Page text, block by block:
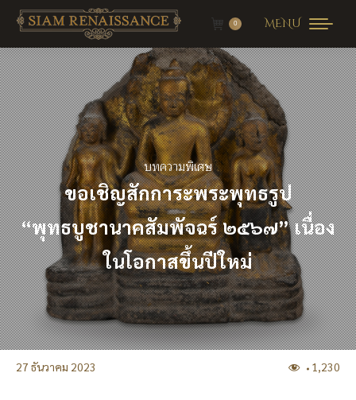
MENU
0
บทความพิเศษ
ขอเชิญสักการะพระพุทธรูป
“พุทธบูชานาคสัมพัจฉร์ ๒๕๖๗”เนื่อง
ในโอกาสขึ้นปีใหม่
1,230
27 ธันวาคม 2023